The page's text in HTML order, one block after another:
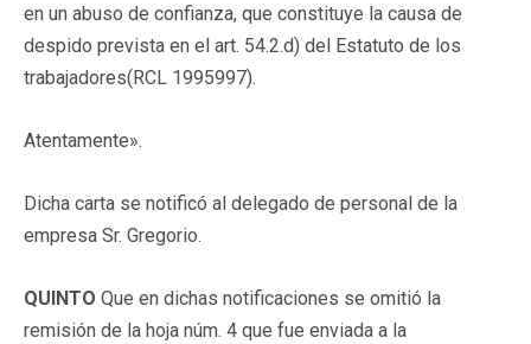
en un abuso de confianza, que constituye la causa de
despido prevista en el art. 54.2.d) del Estatuto de los
trabajadores(RCL 1995997).
Atentamente».
Dicha carta se notificó al delegado de personal de la
empresa Sr. Gregorio.
QUINTO Que en dichas notificaciones se omitió la
remisión de la hoja núm. 4 que fue enviada a la